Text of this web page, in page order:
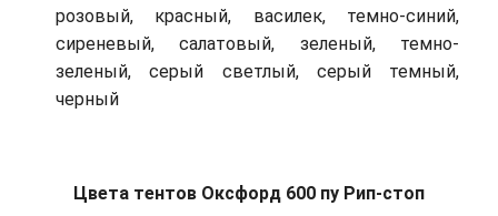
розовый, красный, василек, темно-синий,
сиреневый, салатовый, зеленый, темно-
зеленый, серый светлый, серый темный,
черный
Цвета тентов Оксфорд 600 пу Рип-стоп